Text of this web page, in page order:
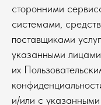
сторонними
системами,
поставщиками
указанными
их
и/или с